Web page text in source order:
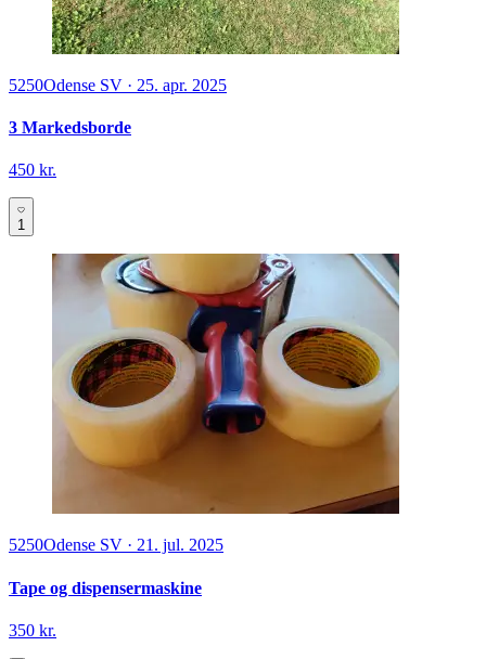
5250Odense SV · 25. apr. 2025
3 Markedsborde
450 kr.
1
5250Odense SV · 21. jul. 2025
Tape og dispensermaskine
350 kr.